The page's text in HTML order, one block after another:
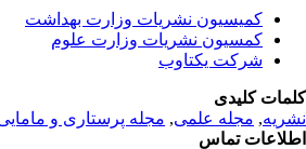
کمیسیون نشریات وزارت بهداشت
کمسیون نشریات وزارت علوم
شرکت یکتاوب
کلیدی
,مجله علمی, مجله پرستاری و مامایی
تماس